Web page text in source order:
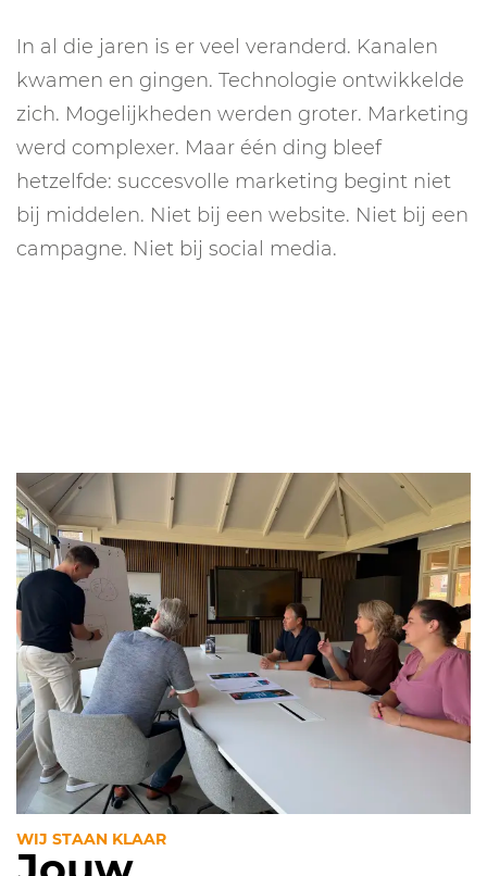
In al die jaren is er veel veranderd. Kanalen
kwamen en gingen. Technologie ontwikkelde
zich. Mogelijkheden werden groter. Marketing
werd complexer. Maar één ding bleef
hetzelfde: succesvolle marketing begint niet
bij middelen. Niet bij een website. Niet bij een
campagne. Niet bij social media.
WIJ STAAN KLAAR